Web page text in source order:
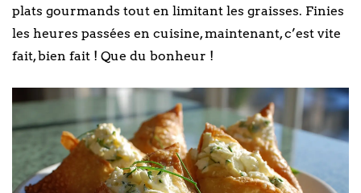
plats gourmands tout en limitant les graisses. Finies
les heures passées en cuisine, maintenant, c’est vite
fait, bien fait ! Que du bonheur !